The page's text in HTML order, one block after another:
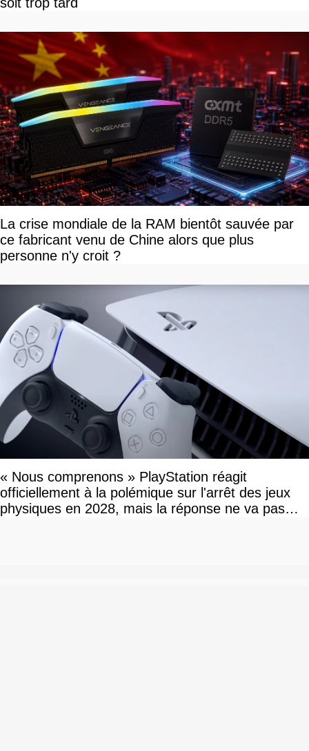
La crise mondiale de la RAM bientôt sauvée par
ce fabricant venu de Chine alors que plus
personne n'y croit ?
« Nous comprenons » PlayStation réagit
officiellement à la polémique sur l'arrêt des jeux
physiques en 2028, mais la réponse ne va pas